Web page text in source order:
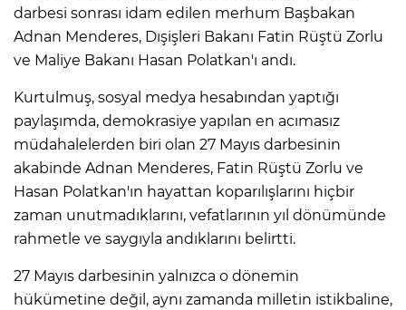
darbesi sonrası idam edilen merhum Başbakan
Adnan Menderes, Dışişleri Bakanı Fatin Rüştü Zorlu
ve Maliye Bakanı Hasan Polatkan'ı andı.
Kurtulmuş, sosyal medya hesabından yaptığı
paylaşımda, demokrasiye yapılan en acımasız
müdahalelerden biri olan 27 Mayıs darbesinin
akabinde Adnan Menderes, Fatin Rüştü Zorlu ve
Hasan Polatkan'ın hayattan koparılışlarını hiçbir
zaman unutmadıklarını, vefatlarının yıl dönümünde
rahmetle ve saygıyla andıklarını belirtti.
27 Mayıs darbesinin yalnızca o dönemin
hükümetine değil, aynı zamanda milletin istikbaline,